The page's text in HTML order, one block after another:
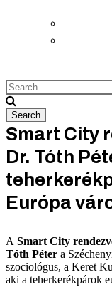
Smart City
Dr. Tóth
Európa
A Smart City
Tóth Péter a
szociológus, a Keret
aki a teherkerékpárok